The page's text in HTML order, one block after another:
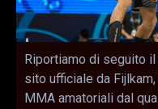
Riportiamo di seguito
sito ufficiale da
MMA amatoriali dal